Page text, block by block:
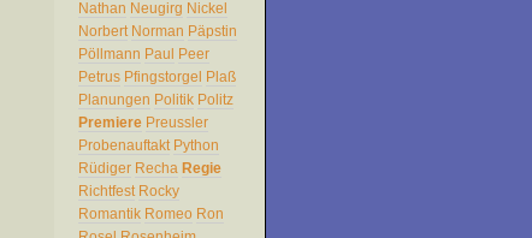
Nathan Neugirg Nickel
Norbert Norman Päpstin
Pöllmann Paul Peer
Petrus Pfingstorgel Plaß
Planungen Politik Politz
Premiere Preussler
Probenauftakt Python
Rüdiger Recha Regie
Richtfest Rocky
Romantik Romeo Ron